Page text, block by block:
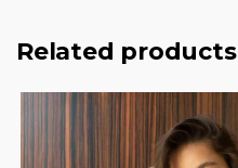
Related products